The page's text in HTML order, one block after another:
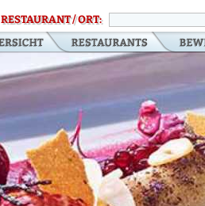
RESTAURANT / ORT: